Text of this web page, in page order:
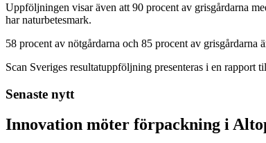
Uppföljningen visar även att 90 procent av grisgårdarna
har naturbetesmark.
58 procent av nötgårdarna och 85 procent av
Scan Sveriges resultatuppföljning presenteras i en rapport
Senaste nytt
Innovation möter förpackning i